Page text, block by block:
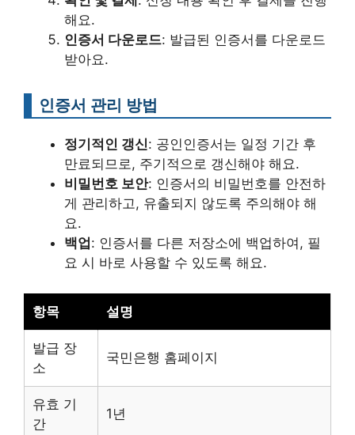
해요.
인증서 다운로드: 발급된 인증서를 다운로드
받아요.
인증서 관리 방법
정기적인 갱신: 공인인증서는 일정 기간 후
만료되므로, 주기적으로 갱신해야 해요.
비밀번호 보안: 인증서의 비밀번호를 안전하
게 관리하고, 유출되지 않도록 주의해야 해
요.
백업 : 인증서를 다른 저장소에 백업하여, 필
요 시 바로 사용할 수 있도록 해요.
항목 설명
발급 장
소
국민은행 홈페이지
유효 기
간
1년